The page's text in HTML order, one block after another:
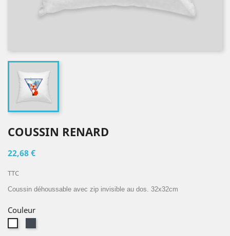
COUSSIN RENARD
22,68 €
TTC
Coussin déhoussable avec zip invisible au dos. 32x32cm
Couleur